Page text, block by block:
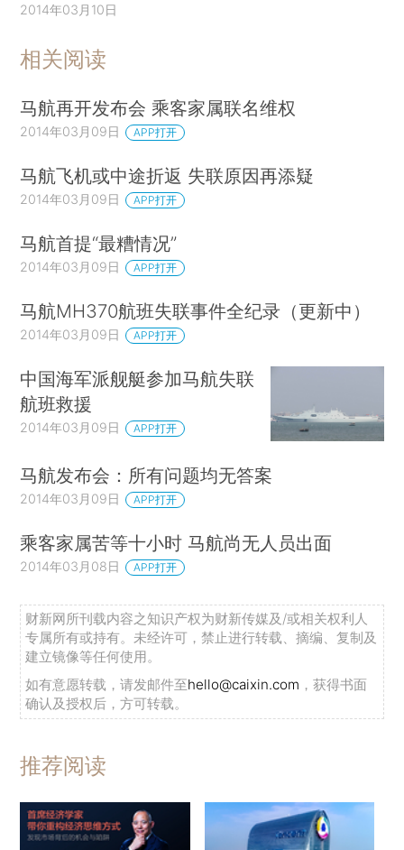
2014年03月10日
相关阅读
马航再开发布会 乘客家属联名维权
2014年03月09日 APP打开
马航飞机或中途折返 失联原因再添疑
2014年03月09日 APP打开
马航首提“最糟情况”
2014年03月09日 APP打开
马航MH370航班失联事件全纪录（更新中）
2014年03月09日 APP打开
中国海军派舰艇参加马航失联
航班救援
2014年03月09日 APP打开
马航发布会：所有问题均无答案
2014年03月09日 APP打开
乘客家属苦等十小时 马航尚无人员出面
2014年03月08日 APP打开
财新网所刊载内容之知识产权为财新传媒及/或相关权利人
专属所有或持有。未经许可，禁止进行转载、摘编、复制及
建立镜像等任何使用。
如有意愿转载，请发邮件至hello@caixin.com ，获得书面
确认及授权后，方可转载。
推荐阅读